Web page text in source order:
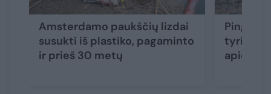
Amsterdamo paukščių lizdai
susukti iš plastiko, pagaminto
ir prieš 30 metų
tyrimas
apie